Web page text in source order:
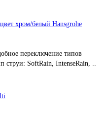
хром/белый Hansgrohe
переключение типов
струи: SoftRain, IntenseRain, ..